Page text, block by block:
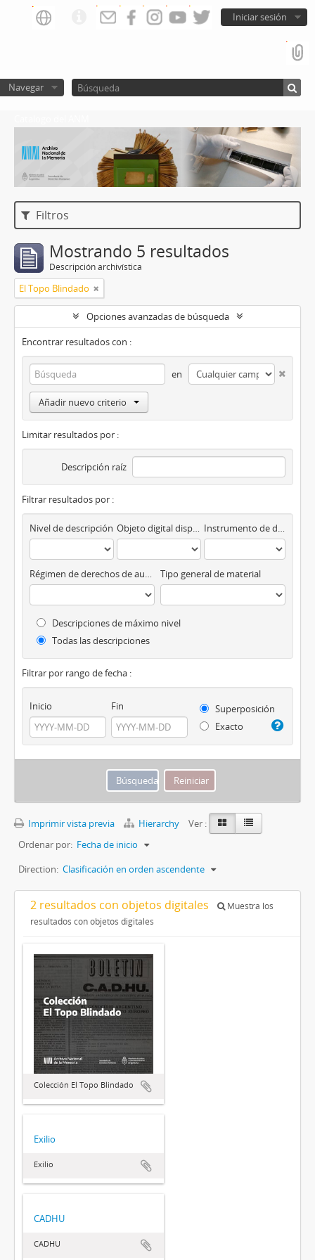
Iniciar sesión
Navegar
Filtros
Mostrando 5 resultados
Descripción archivística
El Topo Blindado
Opciones avanzadas de búsqueda
Encontrar resultados con :
en
Añadir nuevo criterio
Limitar resultados por :
Descripción raíz
Filtrar resultados por :
Nivel de descripción Objeto digital disponibles Instrumento de descripción
Régimen de derechos de autor Tipo general de material
Descripciones de máximo nivel
Todas las descripciones
Filtrar por rango de fecha :
Inicio Fin
Superposición
Exacto
Imprimir vista previa Hierarchy
Ver :
Ordenar por: Fecha de inicio
Direction: Clasificación en orden ascendente
2 resultados con objetos digitales
Muestra los
resultados con objetos digitales
Colección El Topo Blindado
Exilio
Exilio
CADHU
CADHU